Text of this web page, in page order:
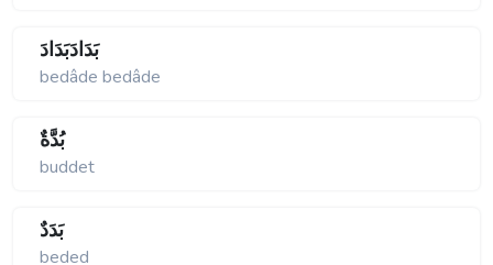
بَدَادَبَدَادَ
bedâde bedâde
بُدَّةٌ
buddet
بَدَدٌ
beded